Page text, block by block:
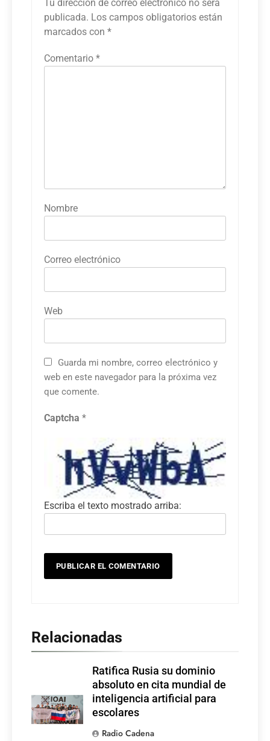
Tu dirección de correo electrónico no será
publicada. Los campos obligatorios están
marcados con *
Comentario *
Nombre
Correo electrónico
Web
Guarda mi nombre, correo electrónico y
web en este navegador para la próxima vez
que comente.
Captcha *
Escriba el texto mostrado arriba:
Relacionadas
Ratifica Rusia su dominio
absoluto en cita mundial de
inteligencia artificial para
escolares
Radio Cadena